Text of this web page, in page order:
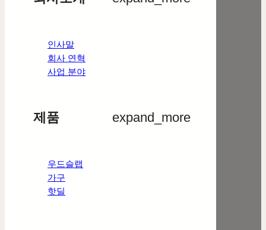
인사말
회사 연혁
사업 분야
제품 expand_more
우드슬랩
가구
핫딜